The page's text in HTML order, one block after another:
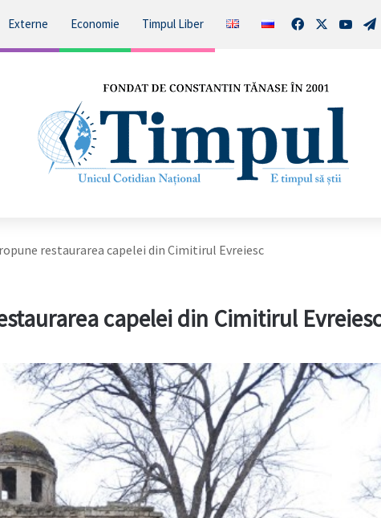
Externe Economie Timpul Liber Facebook
restaurarea capelei din Cimitirul Evreiesc
capelei din Cimitirul